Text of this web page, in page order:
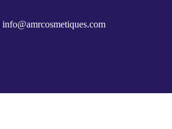
info@amrcosmetiques.com